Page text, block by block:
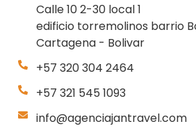
Calle 10 2-30 local 1
edificio torremolinos barrio
Cartagena - Bolivar
+57 320 304 2464
+57 321 545 1093
info@agenciajantravel.com